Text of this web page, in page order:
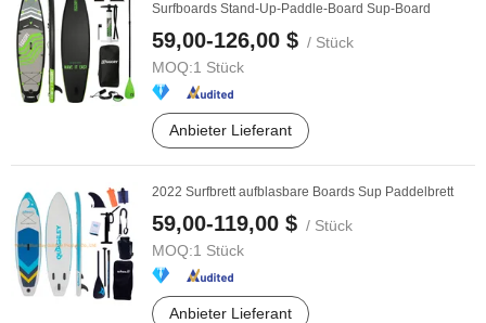
Surfboards Stand-Up-Paddle-Board Sup-Board
59,00-126,00 $ / Stück
MOQ:1 Stück
Anbieter Lieferant
2022 Surfbrett aufblasbare Boards Sup Paddelbrett
59,00-119,00 $ / Stück
MOQ:1 Stück
Anbieter Lieferant